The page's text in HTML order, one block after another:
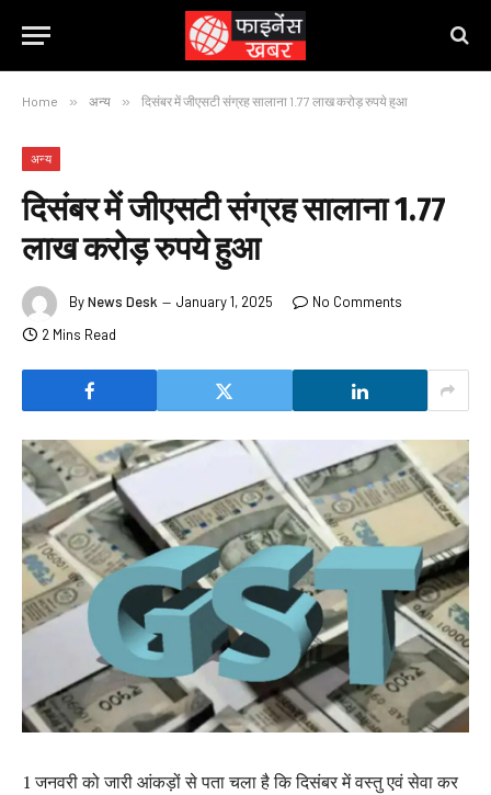
Home » अन्य » दिसंबर में जीएसटी संग्रह सालाना 1.77 लाख करोड़ रुपये हुआ
अन्य
दिसंबर में जीएसटी संग्रह सालाना 1.77
लाख करोड़ रुपये हुआ
ByNews Desk January 1, 2025
No Comments
2 Mins Read
1 जनवरी को जारी आंकड़ों से पता चला है कि दिसंबर में वस्तु एवं सेवा कर